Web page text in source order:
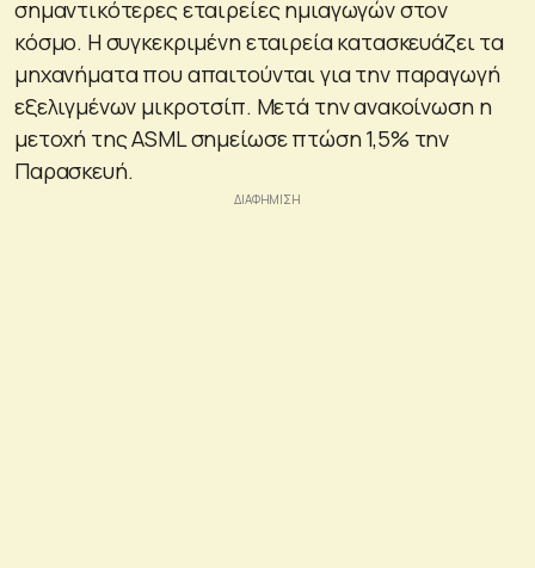
σημαντικότερες εταιρείες ημιαγωγών στον
κόσμο. Η συγκεκριμένη εταιρεία κατασκευάζει τα
μηχανήματα που απαιτούνται για την παραγωγή
εξελιγμένων μικροτσίπ. Μετά την ανακοίνωση η
μετοχή της ASML σημείωσε πτώση 1,5% την
Παρασκευή.